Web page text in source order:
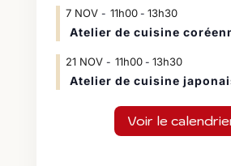
7 NOV 11h00- 13h30
Atelier de cuisine
21 NOV 11h00- 13h30
Atelier de cuisine
Voir le